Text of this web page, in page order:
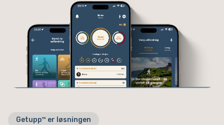
Getupp™ er løsningen